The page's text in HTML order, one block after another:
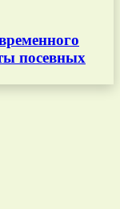
посевных